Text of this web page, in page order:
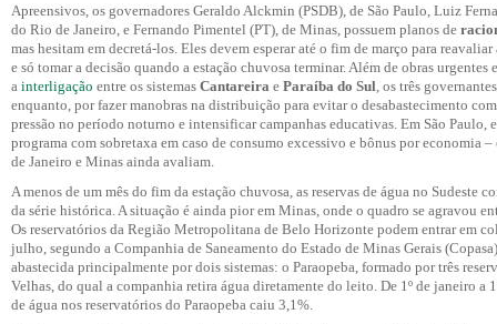
Apreensivos, os governadores Geraldo Alckmin (PSDB), de São Paulo, Luiz
do Rio de Janeiro, e Fernando Pimentel (PT), de Minas, possuem planos de
mas hesitam em decretá-los. Eles devem esperar até o fim de março para reavaliar
e só tomar a decisão quando a estação chuvosa terminar. Além de obras urgentes
a interligação entre os sistemas Cantareira e Paraíba do Sul , os três
enquanto, por fazer manobras na distribuição para evitar o desabastecimento
pressão no período noturno e intensificar campanhas educativas. Em São Paulo,
programa com sobretaxa em caso de consumo excessivo e bônus por economia
de Janeiro e Minas ainda avaliam.
A menos de um mês do fim da estação chuvosa, as reservas de água no Sudeste
da série histórica. A situação é ainda pior em Minas, onde o quadro se agravou
Os reservatórios da Região Metropolitana de Belo Horizonte podem entrar em
julho, segundo a Companhia de Saneamento do Estado de Minas Gerais
abastecida principalmente por dois sistemas: o Paraopeba, formado por três
Velhas, do qual a companhia retira água diretamente do leito. De 1º de janeiro a
de água nos reservatórios do Paraopeba caiu 3,1%.